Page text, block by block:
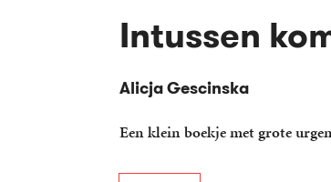
Intussen
Alicja Gescinska
Een klein boekje met grote